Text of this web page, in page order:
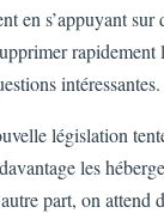
en s’appuyant sur
intéressantes.
législation
les
part, on attend